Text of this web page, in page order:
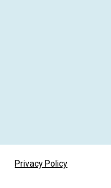
Privacy Policy